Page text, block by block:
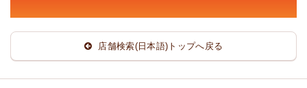
店舗検索(日本語)トップへ戻る